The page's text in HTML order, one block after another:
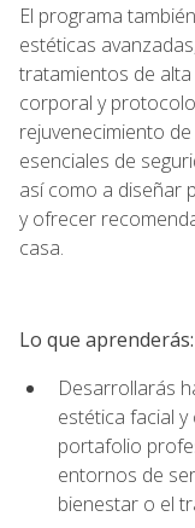
El programa
estéticas
tratamientos de
corporal y
rejuvenecimiento
esenciales de
así como a diseñar
y ofrecer
casa.
Lo que aprenderás:
Desarrollarás
estética facial
portafolio
entornos de
bienestar o el